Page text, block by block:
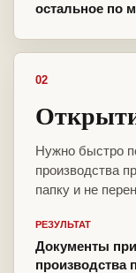
остальное по
02
Нужно быстро
производства
папку и не
РЕЗУЛЬТАТ
Документы
производства